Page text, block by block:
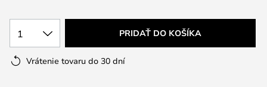
1 PRIDAŤ DO KOŠÍKA
Vrátenie tovaru do 30 dní